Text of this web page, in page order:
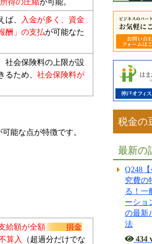
法人税の課税所得の圧
えば、入金が多く、資金
酬」の支払
社会保険料の上限が設
るため、
給額が全額
損金
税金の
最新の
Q248
究費の
る！一
ーショ
の最新
法
434